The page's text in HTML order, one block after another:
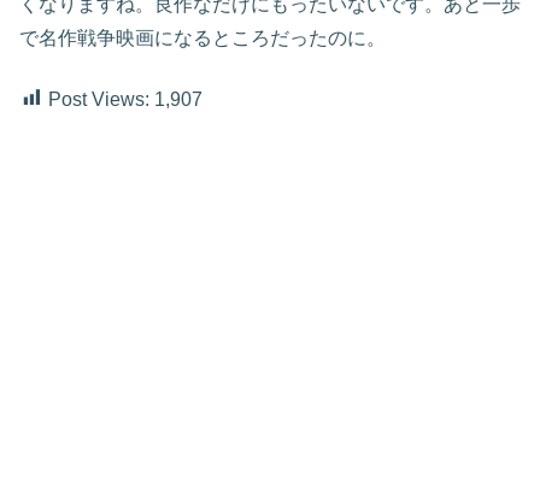
くなりますね。良作なだけにもったいないです。あと一歩
で名作戦争映画になるところだったのに。
Post Views: 1,907